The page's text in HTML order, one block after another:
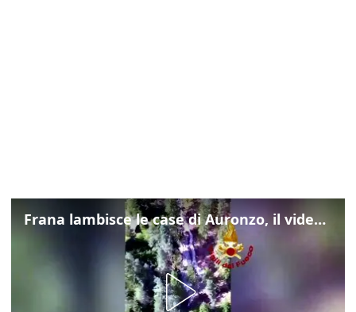
Frana lambisce le case di Auronzo, il video dall'elicottero dei vigili del fuoco